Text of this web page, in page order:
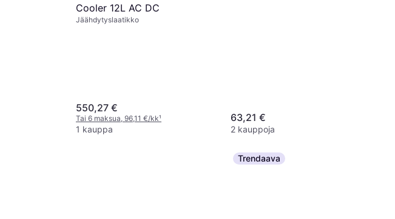
Cooler 12L AC DC
Jäähdytyslaatikko
550,27 €
Tai 6 maksua, 96,11 €/kk¹
1 kauppa
63,21 €
2 kauppoja
Trendaava